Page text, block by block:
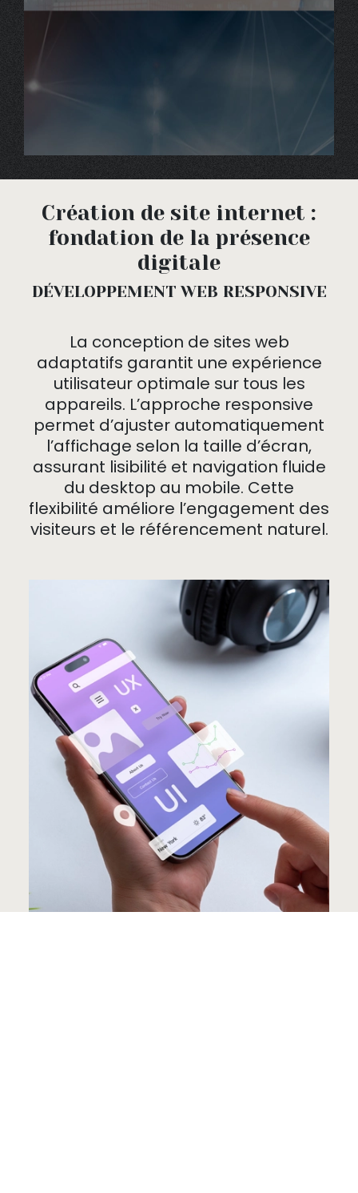
Création de site internet :
fondation de la présence
digitale
DÉVELOPPEMENT WEB RESPONSIVE
La conception de sites web
adaptatifs garantit une expérience
utilisateur optimale sur tous les
appareils. L’approche responsive
permet d’ajuster automatiquement
l’affichage selon la taille d’écran,
assurant lisibilité et navigation fluide
du desktop au mobile. Cette
flexibilité améliore l’engagement des
visiteurs et le référencement naturel.